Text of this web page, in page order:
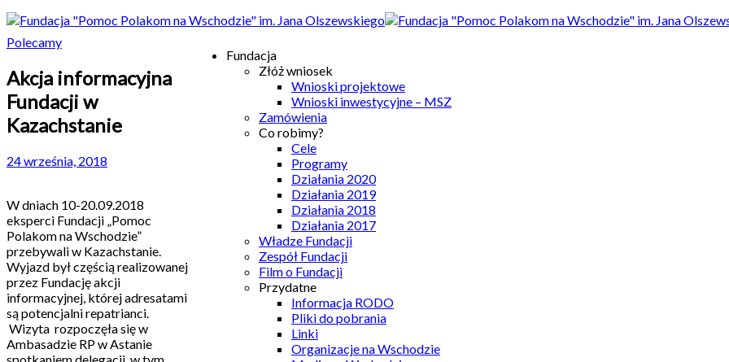
Fundacja
Złóż wniosek
Wnioski projektowe
Wnioski inwestycyjne – MSZ
Zamówienia
Co robimy?
Cele
Programy
Działania 2020
Działania 2019
Działania 2018
Działania 2017
Władze Fundacji
Zespół Fundacji
Film o Fundacji
Przydatne
Informacja RODO
Pliki do pobrania
Linki
Organizacje na Wschodzie
Polecamy
Akcja informacyjna
Fundacji w
Kazachstanie
24 września, 2018
W dniach 10-20.09.2018
eksperci Fundacji „Pomoc
Polakom na Wschodzie”
przebywali w Kazachstanie.
Wyjazd był częścią realizowanej
przez Fundację akcji
informacyjnej, której adresatami
są potencjalni repatrianci.
Wizyta rozpoczęła się w
Ambasadzie RP w Astanie